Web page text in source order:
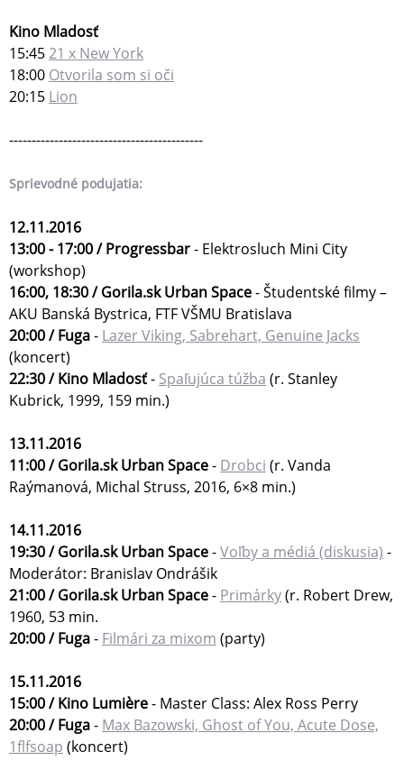
Kino Mladosť
15:4521 x New York
18:00 Otvorila som si oči
20:15 Lion
-------------------------------------------
Sprievodné podujatia:
12.11.2016
13:00 - 17:00 / Progressbar- Elektrosluch Mini City
(workshop)
16:00, 18:30 / Gorila.sk Urban Space- Študentské filmy –
AKU Banská Bystrica, FTF VŠMU Bratislava
20:00 / Fuga- Lazer Viking, Sabrehart, Genuine Jacks
(koncert)
22:30 / Kino Mladosť- Spaľujúca túžba (r. Stanley
Kubrick, 1999, 159 min.)
13.11.2016
11:00 / Gorila.sk Urban Space- Drobci (r. Vanda
Raýmanová, Michal Struss, 2016, 6×8 min.)
14.11.2016
19:30 / Gorila.sk Urban Space-Voľby a médiá (diskusia) -
Moderátor: Branislav Ondrášik
21:00 / Gorila.sk Urban Space- Primárky(r. Robert Drew,
1960, 53 min.
20:00 / Fuga- Filmári za mixom (party)
15.11.2016
15:00 / Kino Lumière- Master Class: Alex Ross Perry
20:00 / Fuga- Max Bazowski, Ghost of You, Acute Dose,
1flfsoap (koncert)